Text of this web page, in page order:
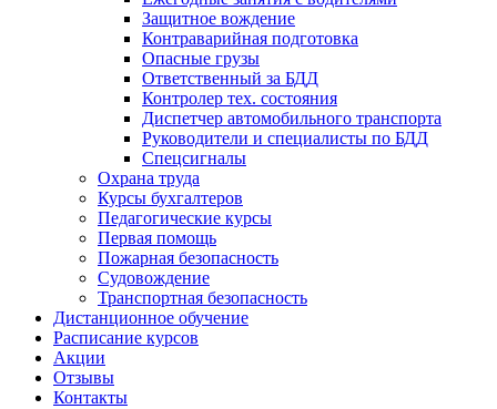
Защитное вождение
Контраварийная подготовка
Опасные грузы
Ответственный за БДД
Контролер тех. состояния
Диспетчер автомобильного транспорта
Руководители и специалисты по БДД
Спецсигналы
Охрана труда
Курсы бухгалтеров
Педагогические курсы
Первая помощь
Пожарная безопасность
Судовождение
Транспортная безопасность
Дистанционное обучение
Расписание курсов
Акции
Отзывы
Контакты